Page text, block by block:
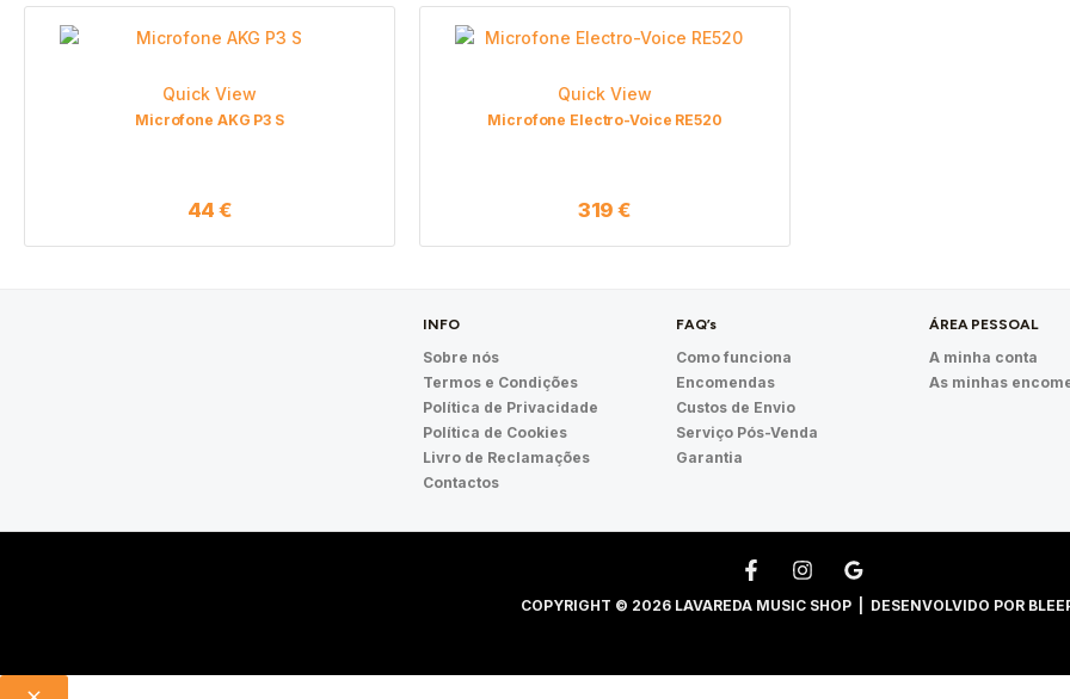
Quick View
Microfone AKG P3 S
44 €
Quick View
Microfone Electro-Voice RE520
319€
INFO
Sobre nós
Termos e Condições
Política de Privacidade
Política de Cookies
Livro de Reclamações
Contactos
FAQ’s
Como funciona
Encomendas
Custos de Envio
Serviço Pós-Venda
Garantia
ÁREA PESSOAL
A minha conta
As minhas
COPYRIGHT © 2026 LAVAREDA MUSIC SHOP | DESENVOLVIDO POR